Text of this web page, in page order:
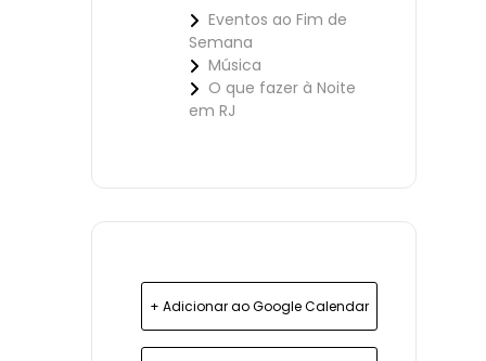
Eventos ao Fim de
Semana
Música
O que fazer à Noite
em RJ
+ Adicionar ao Google Calendar